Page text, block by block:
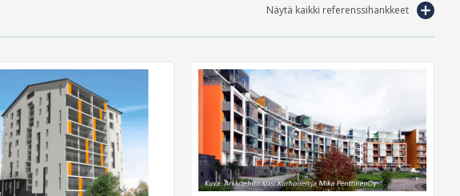
Näytä kaikki referenssihankkeet